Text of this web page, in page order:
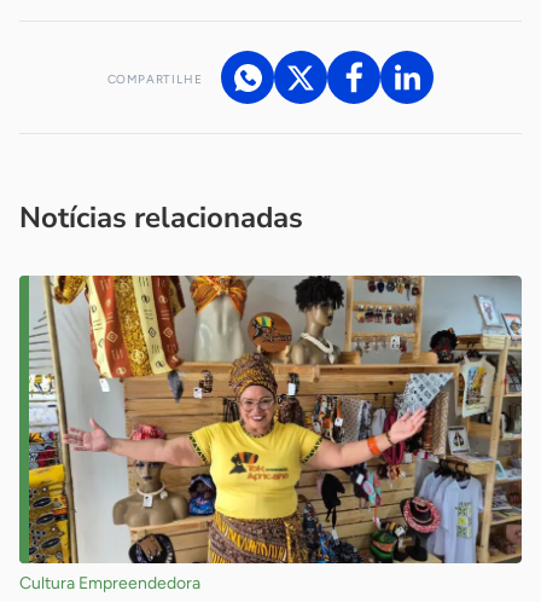
COMPARTILHE
Notícias relacionadas
Cultura Empreendedora